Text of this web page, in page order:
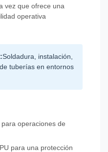
vez que ofrece una
operativa
Soldadura, instalación,
tuberías en entornos
operaciones de
para una protección